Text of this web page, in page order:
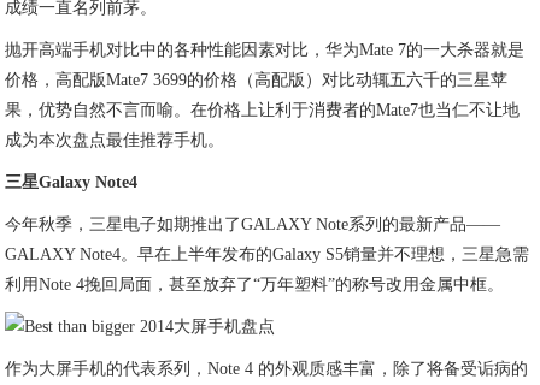
成绩一直名列前茅。
抛开高端手机对比中的各种性能因素对比，华为Mate 7的一大杀器就是
价格，高配版Mate7 3699的价格（高配版）对比动辄五六千的三星苹
果，优势自然不言而喻。在价格上让利于消费者的Mate7也当仁不让地
成为本次盘点最佳推荐手机。
三星Galaxy Note4
今年秋季，三星电子如期推出了GALAXY Note系列的最新产品——
GALAXY Note4。早在上半年发布的Galaxy S5销量并不理想，三星急需
利用Note 4挽回局面，甚至放弃了“万年塑料”的称号改用金属中框。
作为大屏手机的代表系列，Note 4 的外观质感丰富，除了将备受诟病的